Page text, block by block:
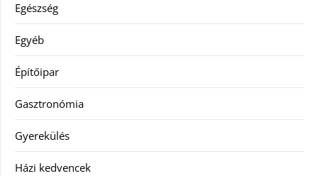
Egészség
Egyéb
Építőipar
Gasztronómia
Gyerekülés
Házi kedvencek